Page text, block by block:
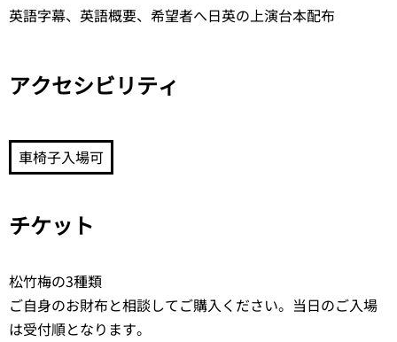
英語字幕、英語概要、希望者へ日英の上演台本配布
アクセシビリティ
車椅子入場可
チケット
松竹梅の3種類
ご自身のお財布と相談してご購入ください。当日のご入場
は受付順となります。